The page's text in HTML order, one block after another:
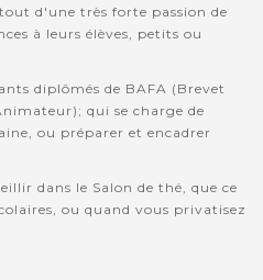
d'une très forte passion de
à leurs élèves, petits ou
diplômés de BAFA (Brevet
qui se charge de
ou préparer et encadrer
dans le Salon de thé, que ce
ou quand vous privatisez